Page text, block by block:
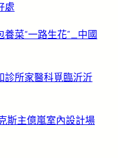
處
菜“一路生花”_中國
診所家醫科覓臨沂沂
斯主億嵐室內設計場